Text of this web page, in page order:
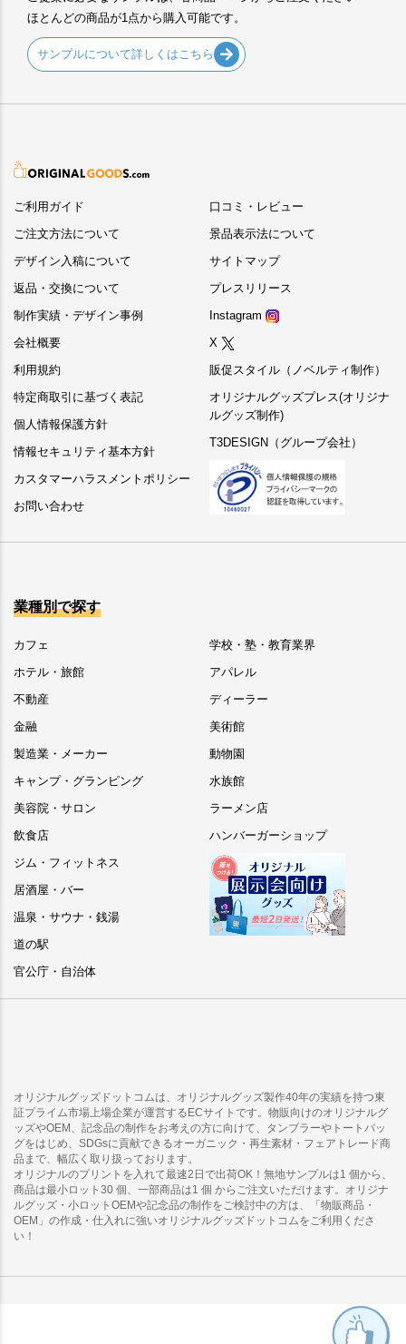
ほとんどの商品が1点から購入可能です。
サンプルについて詳しくはこちら
ご利用ガイド
ご注文方法について
デザイン入稿について
返品・交換について
制作実績・デザイン事例
会社概要
利用規約
特定商取引に基づく表記
個人情報保護方針
情報セキュリティ基本方針
カスタマーハラスメントポリシー
お問い合わせ
口コミ・レビュー
景品表示法について
サイトマップ
プレスリリース
Instagram
X
販促スタイル（ノベルティ制作）
オリジナルグッズプレス(オリジナ
ルグッズ制作)
T3DESIGN（グループ会社）
業種別で探す
カフェ
ホテル・旅館
不動産
金融
製造業・メーカー
キャンプ・グランピング
美容院・サロン
飲食店
ジム・フィットネス
居酒屋・バー
温泉・サウナ・銭湯
道の駅
官公庁・自治体
学校・塾・教育業界
アパレル
ディーラー
美術館
動物園
水族館
ラーメン店
ハンバーガーショップ
オリジナルグッズドットコムは、オリジナルグッズ製作40年の実績を持つ東
証プライム市場上場企業が運営するECサイトです。物販向けのオリジナルグ
ッズやOEM、記念品の制作をお考えの方に向けて、タンブラーやトートバッ
グをはじめ、SDGsに貢献できるオーガニック・再生素材・フェアトレード商
品まで、幅広く取り扱っております。
オリジナルのプリントを入れて最速2日で出荷OK！無地サンプルは1 個から、
商品は最小ロット30 個、一部商品は1 個 からご注文いただけます。オリジナ
ルグッズ・小ロットOEMや記念品の制作をご検討中の方は、「物販商品・
OEM」の作成・仕入れに強いオリジナルグッズドットコムをご利用くださ
い！